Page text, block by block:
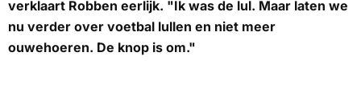
verklaart Robben eerlijk. "Ik was de lul. Maar laten we
nu verder over voetbal lullen en niet meer
ouwehoeren. De knop is om."